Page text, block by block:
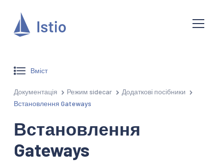
Вміст
Документація Режим sidecar
Додаткові посібники
Встановлення Gateways
Встановлення
Gateways